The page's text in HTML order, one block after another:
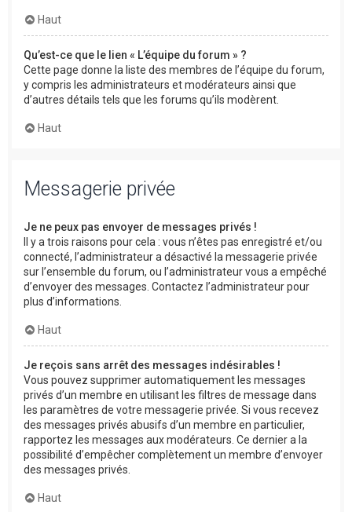
Haut
Qu’est-ce que le lien « L’équipe du forum » ?
Cette page donne la liste des membres de l’équipe du forum,
y compris les administrateurs et modérateurs ainsi que
d’autres détails tels que les forums qu’ils modèrent.
Haut
Messagerie privée
Je ne peux pas envoyer de messages privés !
Il y a trois raisons pour cela : vous n’êtes pas enregistré et/ou
connecté, l’administrateur a désactivé la messagerie privée
sur l’ensemble du forum, ou l’administrateur vous a empêché
d’envoyer des messages. Contactez l’administrateur pour
plus d’informations.
Haut
Je reçois sans arrêt des messages indésirables !
Vous pouvez supprimer automatiquement les messages
privés d’un membre en utilisant les filtres de message dans
les paramètres de votre messagerie privée. Si vous recevez
des messages privés abusifs d’un membre en particulier,
rapportez les messages aux modérateurs. Ce dernier a la
possibilité d’empêcher complètement un membre d’envoyer
des messages privés.
Haut